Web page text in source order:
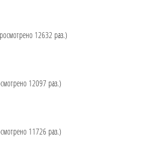
12632 раз.)
12097 раз.)
11726 раз.)